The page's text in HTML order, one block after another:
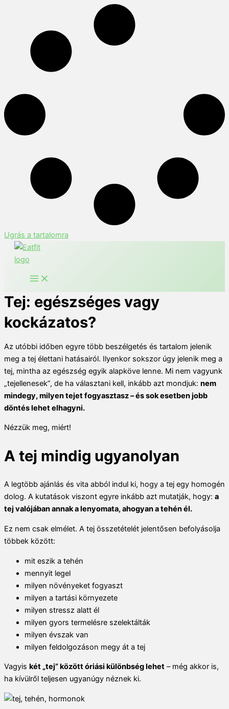
Ugrás a tartalomra
Tej: egészséges vagy
kockázatos?
Az utóbbi időben egyre több beszélgetés és tartalom jelenik
meg a tej élettani hatásairól. Ilyenkor sokszor úgy jelenik meg a
tej, mintha az egészség egyik alapköve lenne. Mi nem vagyunk
„tejellenesek”, de ha választani kell, inkább azt mondjuk: nem
mindegy, milyen tejet fogyasztasz – és sok esetben jobb
döntés lehet elhagyni.
Nézzük meg, miért!
A tej mindig ugyanolyan
A legtöbb ajánlás és vita abból indul ki, hogy a tej egy homogén
dolog. A kutatások viszont egyre inkább azt mutatják, hogy: a
tej valójában annak a lenyomata, ahogyan a tehén él.
Ez nem csak elmélet. A tej összetételét jelentősen befolyásolja
többek között:
mit eszik a tehén
mennyit legel
milyen növényeket fogyaszt
milyen a tartási környezete
milyen stressz alatt él
milyen gyors termelésre szelektálták
milyen évszak van
milyen feldolgozáson megy át a tej
Vagyis két „tej” között óriási különbség lehet – még akkor is,
ha kívülről teljesen ugyanúgy néznek ki.